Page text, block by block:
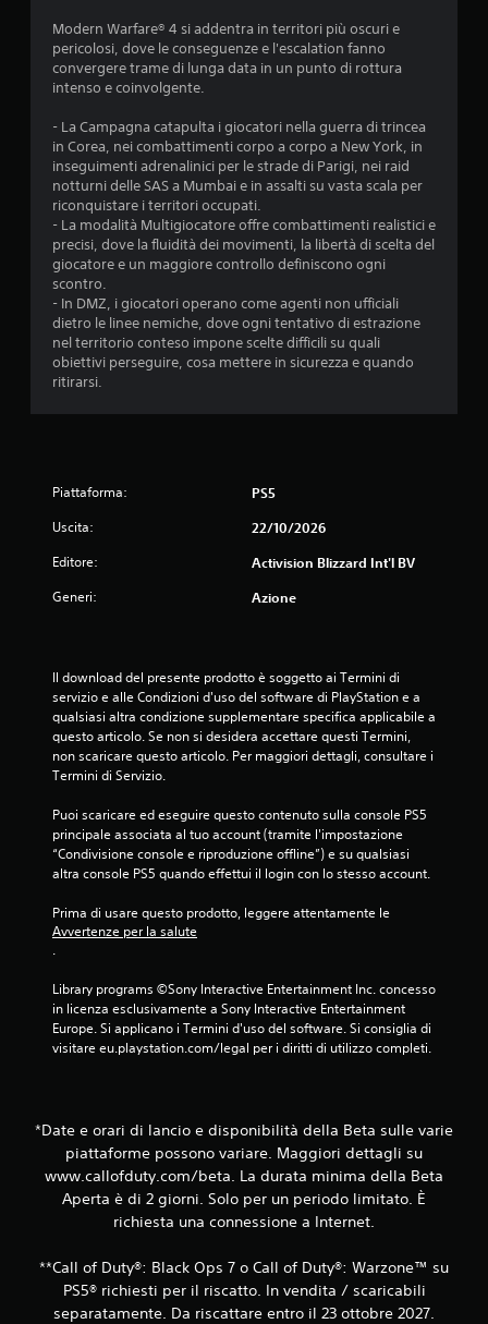
Modern Warfare® 4 si addentra in territori più oscuri e
pericolosi, dove le conseguenze e l'escalation fanno
convergere trame di lunga data in un punto di rottura
intenso e coinvolgente.
- La Campagna catapulta i giocatori nella guerra di trincea
in Corea, nei combattimenti corpo a corpo a New York, in
inseguimenti adrenalinici per le strade di Parigi, nei raid
notturni delle SAS a Mumbai e in assalti su vasta scala per
riconquistare i territori occupati.
- La modalità Multigiocatore offre combattimenti realistici e
precisi, dove la fluidità dei movimenti, la libertà di scelta del
giocatore e un maggiore controllo definiscono ogni
scontro.
- In DMZ, i giocatori operano come agenti non ufficiali
dietro le linee nemiche, dove ogni tentativo di estrazione
nel territorio conteso impone scelte difficili su quali
obiettivi perseguire, cosa mettere in sicurezza e quando
ritirarsi.
Piattaforma: PS5
Uscita: 22/10/2026
Editore: Activision Blizzard Int'l BV
Generi: Azione
Il download del presente prodotto è soggetto ai Termini di
servizio e alle Condizioni d'uso del software di PlayStation e a
qualsiasi altra condizione supplementare specifica applicabile a
questo articolo. Se non si desidera accettare questi Termini,
non scaricare questo articolo. Per maggiori dettagli, consultare i
Termini di Servizio.
Puoi scaricare ed eseguire questo contenuto sulla console PS5
principale associata al tuo account (tramite l'impostazione
“Condivisione console e riproduzione offline”) e su qualsiasi
altra console PS5 quando effettui il login con lo stesso account.
Prima di usare questo prodotto, leggere attentamente le
Avvertenze per la salute
.
Library programs ©Sony Interactive Entertainment Inc. concesso
in licenza esclusivamente a Sony Interactive Entertainment
Europe. Si applicano i Termini d'uso del software. Si consiglia di
visitare eu.playstation.com/legal per i diritti di utilizzo completi.
*Date e orari di lancio e disponibilità della Beta sulle varie
piattaforme possono variare. Maggiori dettagli su
www.callofduty.com/beta. La durata minima della Beta
Aperta è di 2 giorni. Solo per un periodo limitato. È
richiesta una connessione a Internet.
**Call of Duty®: Black Ops 7 o Call of Duty®: Warzone™ su
PS5® richiesti per il riscatto. In vendita / scaricabili
separatamente. Da riscattare entro il 23 ottobre 2027.